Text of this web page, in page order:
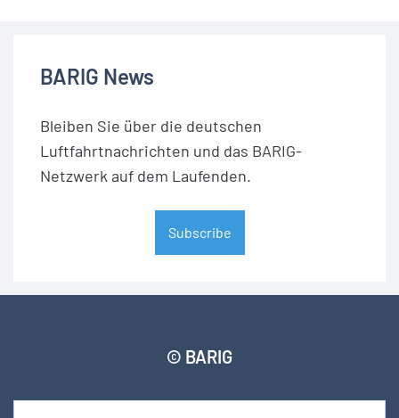
BARIG News
Bleiben Sie über die deutschen
Luftfahrtnachrichten und das BARIG-
Netzwerk auf dem Laufenden.
Subscribe
© BARIG